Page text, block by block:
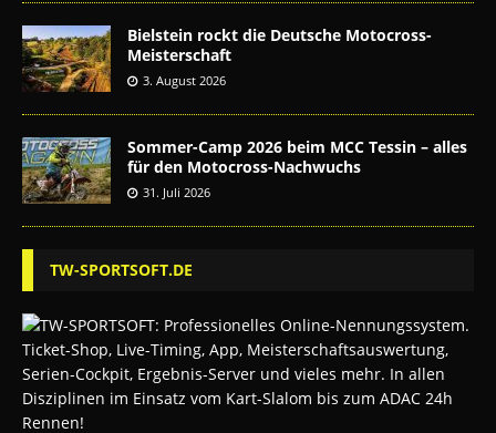
Bielstein rockt die Deutsche Motocross-
Meisterschaft
3. August 2026
Sommer-Camp 2026 beim MCC Tessin – alles
für den Motocross-Nachwuchs
31. Juli 2026
TW-SPORTSOFT.DE